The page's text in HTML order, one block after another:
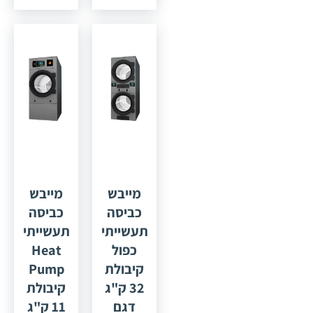
לקיבולת
"דומוס"
שני תאי
ייבוש
מייבש
כביסה
תעשייתי
כפול
קיבולת
32 ק"ג
דגם
מייבש
כביסה
תעשייתי
Heat
Pump
קיבולת
11 ק"ג